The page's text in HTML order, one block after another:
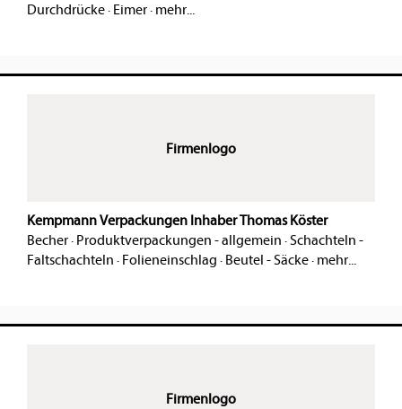
Durchdrücke· Eimer· mehr...
Firmenlogo
Kempmann Verpackungen Inhaber Thomas Köster
Becher· Produktverpackungen - allgemein ·Schachteln -
Faltschachteln · Folieneinschlag · Beutel - Säcke· mehr...
Firmenlogo